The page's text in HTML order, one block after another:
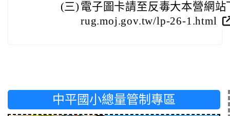
(三) 電子圖卡請至反毒大本營網
rug.moj.gov.tw/lp-26-1.html
中平國小總量管制專區